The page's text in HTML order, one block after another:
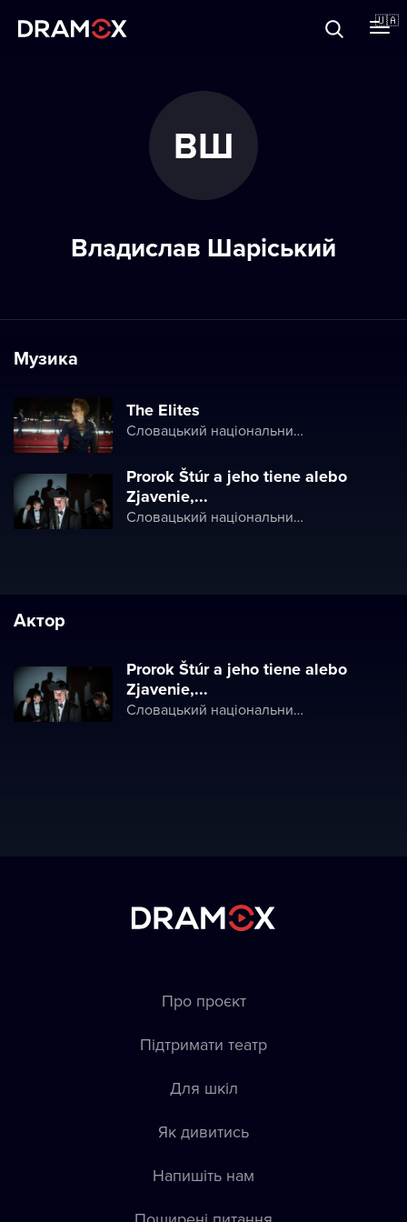
🇺🇦
Зареєструватися
ВШ
Владислав Шаріський
Музика
The Elites
Словацький національний театр
Prorok Štúr a jeho tiene alebo
Zjavenie,...
Словацький національний театр
Актор
Prorok Štúr a jeho tiene alebo
Zjavenie,...
Словацький національний театр
Про проєкт
Підтримати театр
Для шкіл
Як дивитись
Напишіть нам